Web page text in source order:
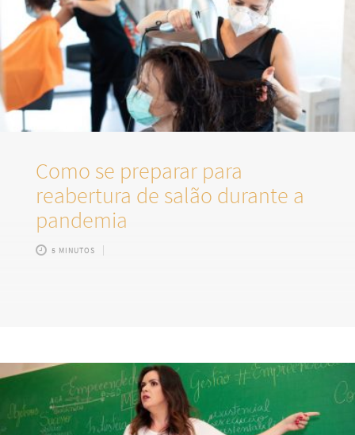
Como se preparar para
reabertura de salão durante a
pandemia
5 MINUTOS